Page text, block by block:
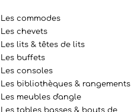
Les commodes
Les chevets
Les lits & têtes de lits
Les buffets
Les consoles
Les bibliothèques & rangements
Les meubles d'angle
Les tables basses & bouts de